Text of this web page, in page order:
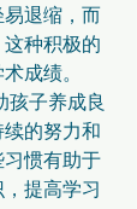
退缩，而
种积极的
成绩。
孩子养成良
的努力和
惯有助于
提高学习